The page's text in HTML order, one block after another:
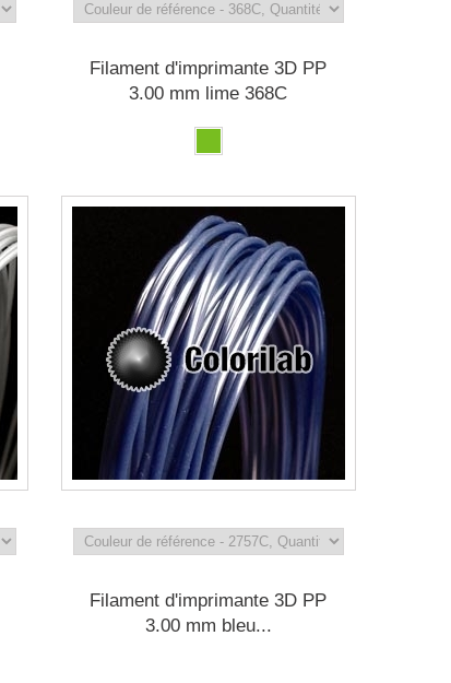
Filament d'imprimante 3D PP
3.00 mm lime 368C
Filament d'imprimante 3D PP
3.00 mm bleu...